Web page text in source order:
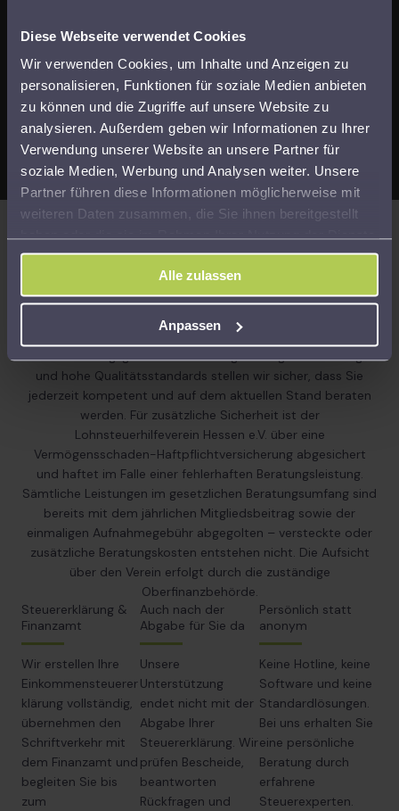
Diese Webseite verwendet Cookies
Wir verwenden Cookies, um Inhalte und Anzeigen zu
personalisieren, Funktionen für soziale Medien anbieten
zu können und die Zugriffe auf unsere Website zu
analysieren. Außerdem geben wir Informationen zu Ihrer
Verwendung unserer Website an unsere Partner für
soziale Medien, Werbung und Analysen weiter. Unsere
Partner führen diese Informationen möglicherweise mit
weiteren Daten zusammen, die Sie ihnen bereitgestellt
haben oder die sie im Rahmen Ihrer Nutzung der Dienste
gesammelt haben.
Alle zulassen
Anpassen
Langenselbold
Kompetenz, Sicherheit und Transparenz
Kompetenz, Sicherheit und Transparenz Unsere
Beratungsleistungen erfolgen auf Grundlage der gesetzlichen
Beratungsbefugnis gemäß § 4 Nr. 11 des
Steuerberatungsgesetzes. Durch regelmäßige Fortbildungen
und hohe Qualitätsstandards stellen wir sicher, dass Sie
jederzeit kompetent und auf dem aktuellen Stand beraten
werden. Für zusätzliche Sicherheit ist der
Lohnsteuerhilfeverein Hessen e.V. über eine
Vermögensschaden-Haftpflichtversicherung abgesichert
und haftet im Falle einer fehlerhaften Beratungsleistung.
Sämtliche Leistungen im gesetzlichen Beratungsumfang sind
bereits mit dem jährlichen Mitgliedsbeitrag sowie der
einmaligen Aufnahmegebühr abgegolten – versteckte oder
zusätzliche Beratungskosten entstehen nicht. Die Aufsicht
über den Verein erfolgt durch die zuständige
Oberfinanzbehörde.
Steuererklärung &
Finanzamt
Wir erstellen Ihre
Einkommensteuerer
klärung vollständig,
übernehmen den
Schriftverkehr mit
dem Finanzamt und
begleiten Sie bis
zum
Auch nach der
Abgabe für Sie da
Unsere
Unterstützung
endet nicht mit der
Abgabe Ihrer
Steuererklärung. Wir
prüfen Bescheide,
beantworten
Rückfragen und
Persönlich statt
anonym
Keine Hotline, keine
Software und keine
Standardlösungen.
Bei uns erhalten Sie
eine persönliche
Beratung durch
erfahrene
Steuerexperten.